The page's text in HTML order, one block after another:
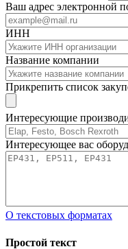
Ваш адрес электронной
ИНН
Название компании
Прикрепить список
Интересующие
Интересующее вас
О текстовых форматах
Простой текст